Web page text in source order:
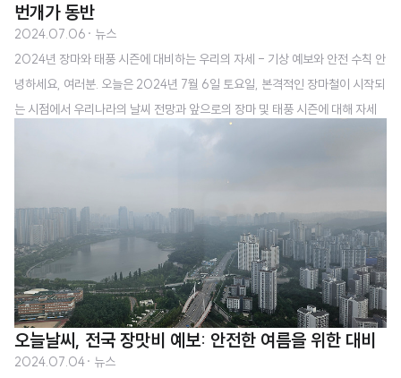
번개가 동반
2024.07.06 · 뉴스
2024년 장마와 태풍 시즌에 대비하는 우리의 자세 - 기상 예보와 안전 수칙 안
녕하세요, 여러분. 오늘은 2024년 7월 6일 토요일, 본격적인 장마철이 시작되
는 시점에서 우리나라의 날씨 전망과 앞으로의 장마 및 태풍 시즌에 대해 자세
다. 1. 오늘의 날씨 예보 (2024년 7월 6일 토요일) 오늘은 중부지방을 중심으
로 강한 비와 함께 천둥·번개가 동반될 것으로 예상됩니다. 기상청에 따르면, 새
벽부터 중부지방과 경북 지역에 비가 시작되어 오전부터 오후 사이에는 충청권
과 경북 지역에서 소강상태를 보일 것으로 전망됩니다. 늦은 밤에는 전북과 전
남북부 지역에..
오늘날씨, 전국 장맛비 예보: 안전한 여름을 위한 대비
2024.07.04· 뉴스